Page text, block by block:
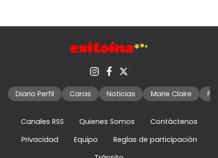
Diario Perfil Caras Noticias Marie Claire
Canales RSS Quienes Somos
Contáctenos
Privacidad
Equipo
Reglas de participación